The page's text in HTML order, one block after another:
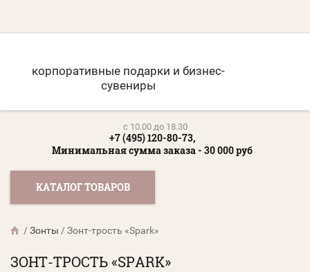
корпоративные подарки и бизнес-
сувениры
c 10.00 до 18.30
+7 (495) 120-80-73,
Минимальная сумма заказа - 30 000 руб
КАТАЛОГ ТОВАРОВ
/Зонты /Зонт-трость «Spark»
ЗОНТ-ТРОСТЬ «SPARK»